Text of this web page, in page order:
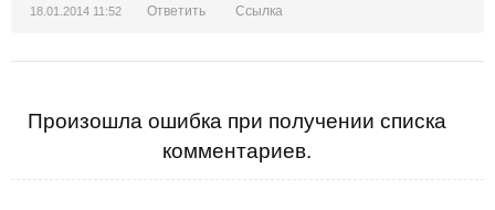
18.01.2014 11:52 Ответить Ссылка
Произошла ошибка при получении списка
комментариев.